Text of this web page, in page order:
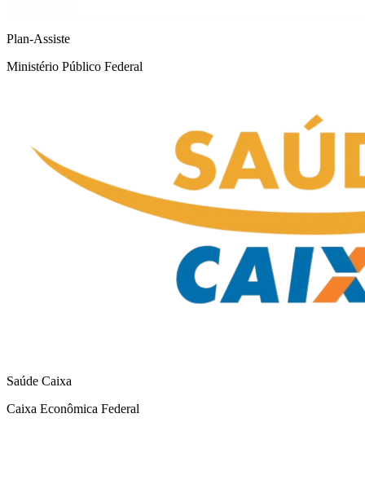
Plan-Assiste
Ministério Público Federal
Saúde Caixa
Caixa Econômica Federal